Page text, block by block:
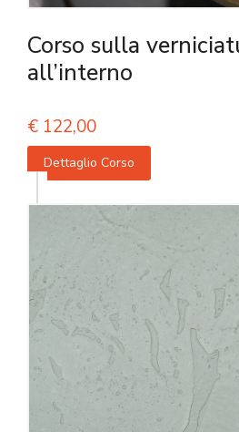
Corso sulla
all’interno
€ 122,00
Dettaglio Corso